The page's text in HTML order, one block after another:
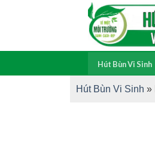
Hút Bùn Vi Sinh
Hút Bùn Vi Sinh »